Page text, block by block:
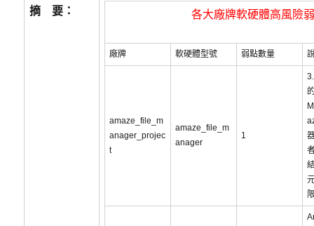
摘 要： 各大廠牌軟硬體高風險
廠牌 軟硬體型號 弱點數量
amaze_file_m
anager_projec
t
amaze_file_m
anager
1